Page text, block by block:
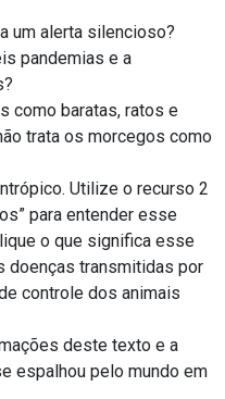
um alerta silencioso?
pandemias e a
como baratas, ratos e
trata os morcegos como
Utilize o recurso 2
para entender esse
o que significa esse
doenças transmitidas por
controle dos animais
deste texto e a
espalhou pelo mundo em